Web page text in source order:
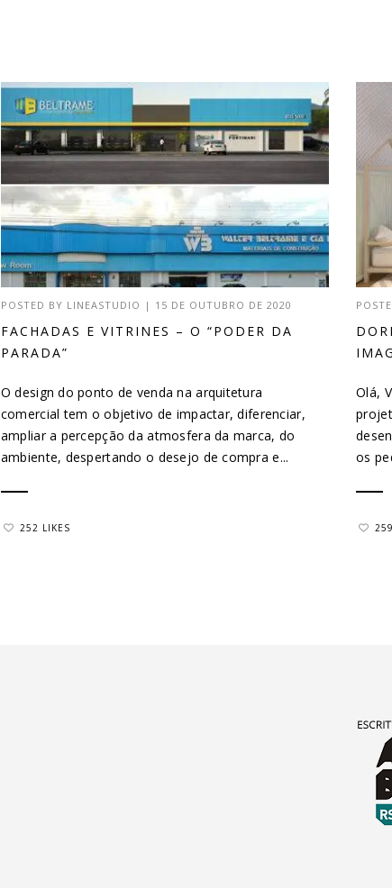
POSTED BY LINEASTUDIO | 15 DE OUTUBRO DE 2020
FACHADAS E VITRINES – O “PODER DA
PARADA”
O design do ponto de venda na arquitetura
comercial tem o objetivo de impactar, diferenciar,
ampliar a percepção da atmosfera da marca, do
ambiente, despertando o desejo de compra e...
252 LIKES
Olá,
os